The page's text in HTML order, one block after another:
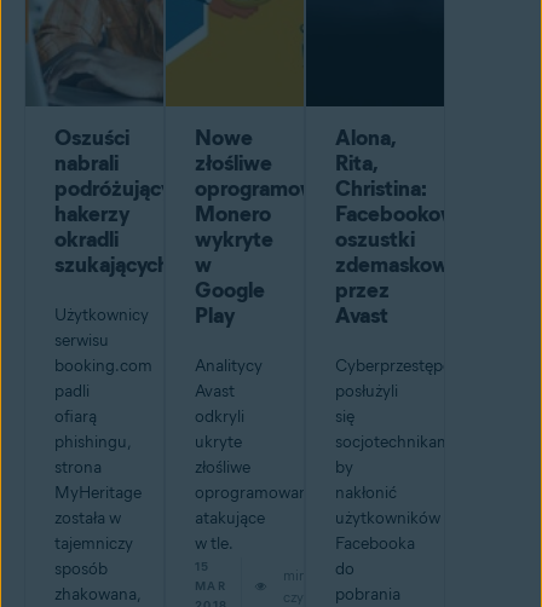
Oszuści
nabrali
podróżujących,
hakerzy
okradli
szukających
Użytkownicy
serwisu
booking.com
padli
ofiarą
phishingu,
strona
MyHeritage
została w
tajemniczy
sposób
zhakowana,
Nowe
złośliwe
oprogramowanie
Monero
wykryte
w
Google
Play
Analitycy
Avast
odkryli
ukryte
złośliwe
oprogramowanie,
atakujące
w tle.
15
MAR
min
czytaj
Alona,
Rita,
Christina:
Facebookowe
oszustki
zdemaskowane
przez
Avast
Cyberprzestępcy
posłużyli
się
socjotechnikami,
by
nakłonić
użytkowników
Facebooka
do
pobrania